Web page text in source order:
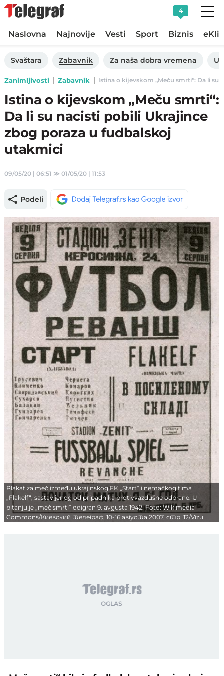
4
Naslovna Najnovije Vesti Sport Biznis
Svaštara Zabavnik Za naša dobra vremena
Zanimljivosti Zabavnik Istina o kijevskom „Meču smrti“: Da li
Istina o kijevskom „Meču smrti“:
Da li su nacisti pobili Ukrajince
zbog poraza u fudbalskoj
utakmici
09/05/20 | 06:51 ≫01/05/20 | 11:53
Podeli
Plakat za meč između ukrajinskog FK „Start“ i nemačkog tima
„Flakelf“, sastavljenog od pripadnika protivvazdušne odbrane. U
pitanju je „meč smrti“ odigran 9. avgusta 1942. Foto: Wikimedia
Commons/Киевский телеграф, 10-16 августа 2007, стр. 12/Vizu